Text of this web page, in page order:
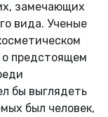
замечающих
вида. Ученые
предстоящем
бы выглядеть
был человек,